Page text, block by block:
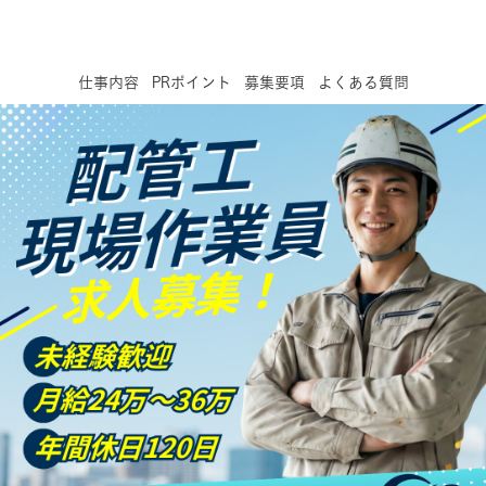
仕事内容 PRポイント 募集要項 よくある質問